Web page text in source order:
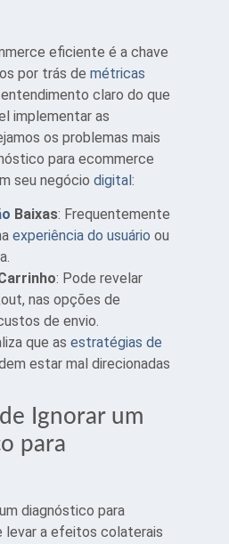
eficiente é a chave
por trás de métricas
claro do que
implementar as
os problemas mais
para ecommerce
seu negócio digital:
Baixas: Frequentemente
experiência do usuário ou
: Pode revelar
nas opções de
de envio.
que as estratégias de
estar mal direcionadas
Ignorar um
para
diagnóstico para
levar a efeitos colaterais